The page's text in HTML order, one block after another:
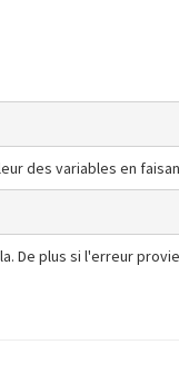
des variables en
De plus si l'erreur